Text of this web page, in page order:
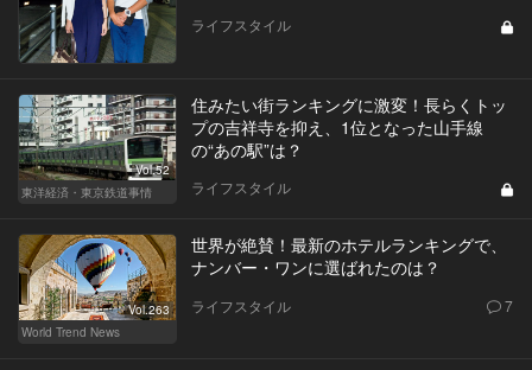
ライフスタイル
Vol.52
東洋経済・東京鉄道事情
住みたい街ランキングに激変！長らくトッ
プの吉祥寺を抑え、1位となった山手線
の“あの駅”は？
ライフスタイル
Vol.263
World Trend News
世界が絶賛！最新のホテルランキングで、
ナンバー・ワンに選ばれたのは？
ライフスタイル 7